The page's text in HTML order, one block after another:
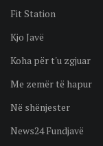
Fit Station
Kjo Javë
Koha për t'u zgjuar
Me zemër të hapur
Në shënjester
News24 Fundjavë